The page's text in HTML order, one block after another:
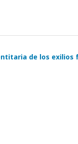
de los exilios